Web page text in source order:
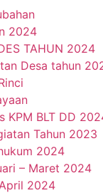
2024
TAHUN 2024
Desa tahun
KPM BLT DD
Tahun 2023
2024
– Maret 2024
2024